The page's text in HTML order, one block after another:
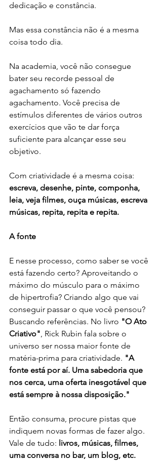
dedicação e constância.
Mas essa constância não é a mesma
coisa todo dia.
Na academia, você não consegue
bater seu recorde pessoal de
agachamento só fazendo
agachamento. Você precisa de
estímulos diferentes de vários outros
exercícios que vão te dar força
suficiente para alcançar esse seu
objetivo.
Com criatividade é a mesma coisa:
escreva, desenhe, pinte, componha,
leia, veja filmes, ouça músicas, escreva
músicas, repita, repita e repita.
A fonte
E nesse processo, como saber se você
está fazendo certo? Aproveitando o
máximo do músculo para o máximo
de hipertrofia? Criando algo que vai
conseguir passar o que você pensou?
Buscando referências. No livro "O Ato
Criativo", Rick Rubin fala sobre o
universo ser nossa maior fonte de
matéria-prima para criatividade. "A
fonte está por aí. Uma sabedoria que
nos cerca, uma oferta inesgotável que
está sempre à nossa disposição."
Então consuma, procure pistas que
indiquem novas formas de fazer algo.
Vale de tudo: livros, músicas, filmes,
uma conversa no bar, um blog, etc.